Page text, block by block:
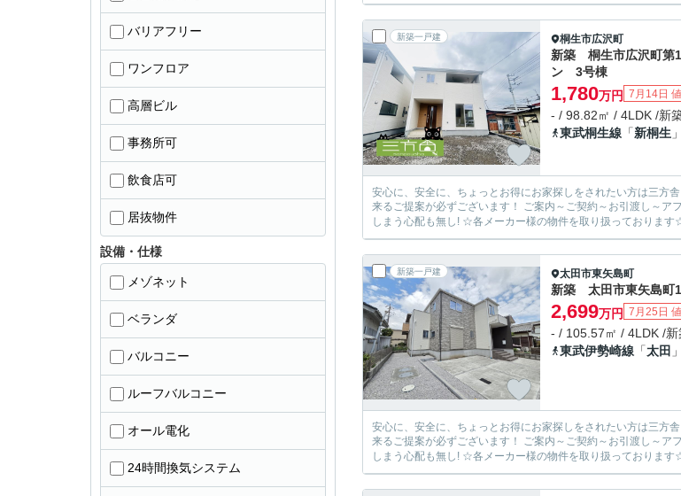
新築一戸建 桐生市広沢町
新築 桐生市広沢町第
ン 3号棟
1,780万円 7月14日
- / 98.82㎡ / 4LDK /新
東武桐生線 「新桐生
安心に、安全に、ちょっとお得にお家探しをされたい方は三方舎まで！！ ★三方舎は地域密着度を重視しております★ 地元だから！
来るご提案が必ずございます！ ご案内～ご契約～お引渡し～アフターフォローまでお客様とマンツーマン体制！ 転勤等が無い為に担当が急に変わって
新築一戸建 太田市東矢島町
新築 太田市東矢島
2,699万円 7月25日
- / 105.57㎡ / 4LDK /新
東武伊勢崎線 「太田
安心に、安全に、ちょっとお得にお家探しをされたい方は三方舎まで！！ ★三方舎は地域密着度を重視しております★ 地元だから！
来るご提案が必ずございます！ ご案内～ご契約～お引渡し～アフターフォローまでお客様とマンツーマン体制！ 転勤等が無い為に担当が急に変わって
バリアフリー
ワンフロア
高層ビル
事務所可
飲食店可
居抜物件
設備・仕様
メゾネット
ベランダ
バルコニー
ルーフバルコニー
オール電化
24時間換気システム